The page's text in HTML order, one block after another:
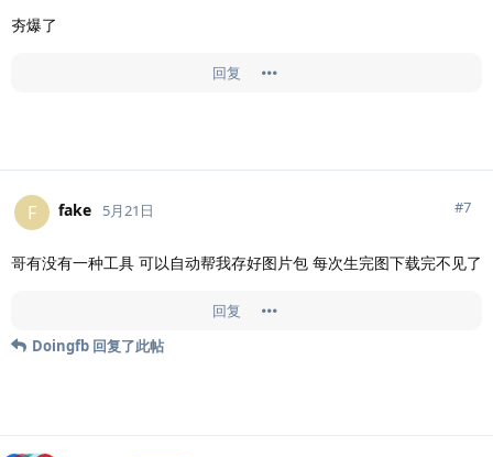
夯爆了
回复
F fake 5月21日 #7
哥有没有一种工具 可以自动帮我存好图片包 每次生完图下载完不见了
回复
Doingfb 回复了此帖